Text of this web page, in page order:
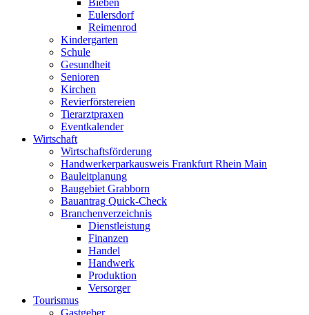
Bieben
Eulersdorf
Reimenrod
Kindergarten
Schule
Gesundheit
Senioren
Kirchen
Revierförstereien
Tierarztpraxen
Eventkalender
Wirtschaft
Wirtschaftsförderung
Handwerkerparkausweis Frankfurt Rhein Main
Bauleitplanung
Baugebiet Grabborn
Bauantrag Quick-Check
Branchenverzeichnis
Dienstleistung
Finanzen
Handel
Handwerk
Produktion
Versorger
Tourismus
Gastgeber